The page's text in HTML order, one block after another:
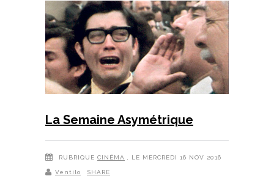
La Semaine Asymétrique
RUBRIQUE CINÉMA , LE MERCREDI 16 NOV 2016
Ventilo SHARE